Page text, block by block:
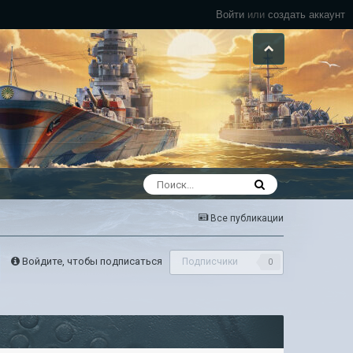
Войти или создать аккаунт
Все публикации
Войдите, чтобы подписаться Подписчики 0